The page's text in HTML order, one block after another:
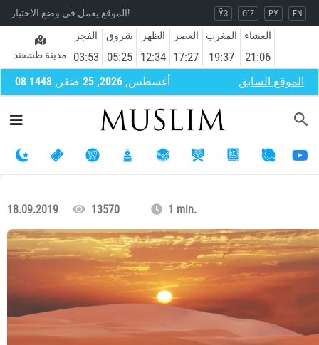
الموقع يعمل في وضع الاختبار! ЎЗ O`Z РУ EN
مدينة طشقند
الفجر
03:53
شروق
05:25
الظهر
12:34
العصر
17:27
المغرب
19:37
العشاء
21:06
08 أغسطس, 2026, 25 صَفَر, 1448 الموقع السابق
18.09.2019 13570 1 min.